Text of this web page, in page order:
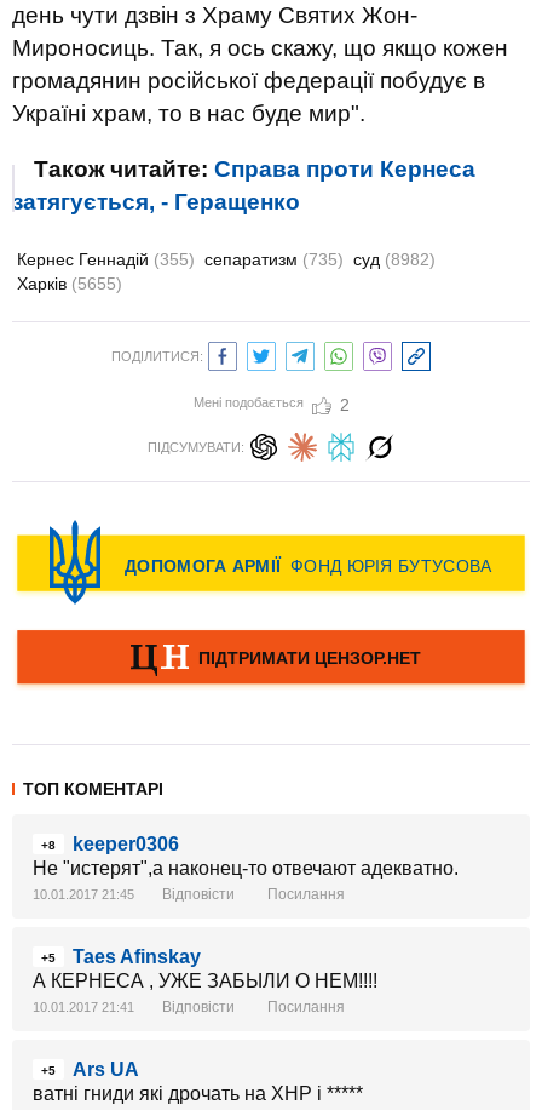
день чути дзвін з Храму Святих Жон-
Мироносиць. Так, я ось скажу, що якщо кожен
громадянин російської федерації побудує в
Україні храм, то в нас буде мир".
Також читайте: Справа проти Кернеса
затягується, - Геращенко
Кернес Геннадій (355) сепаратизм (735) суд (8982)
Харків (5655)
ПОДІЛИТИСЯ:
Мені подобається 2
ПІДСУМУВАТИ:
ТОП КОМЕНТАРІ
+8
keeper0306
Не "истерят",а наконец-то отвечают адекватно.
10.01.2017 21:45 Відповісти Посилання
+5
Taes Afinskay
А КЕРНЕСА , УЖЕ ЗАБЫЛИ О НЕМ!!!!
10.01.2017 21:41 Відповісти Посилання
+5
Ars UA
ватні гниди які дрочать на ХНР і *****